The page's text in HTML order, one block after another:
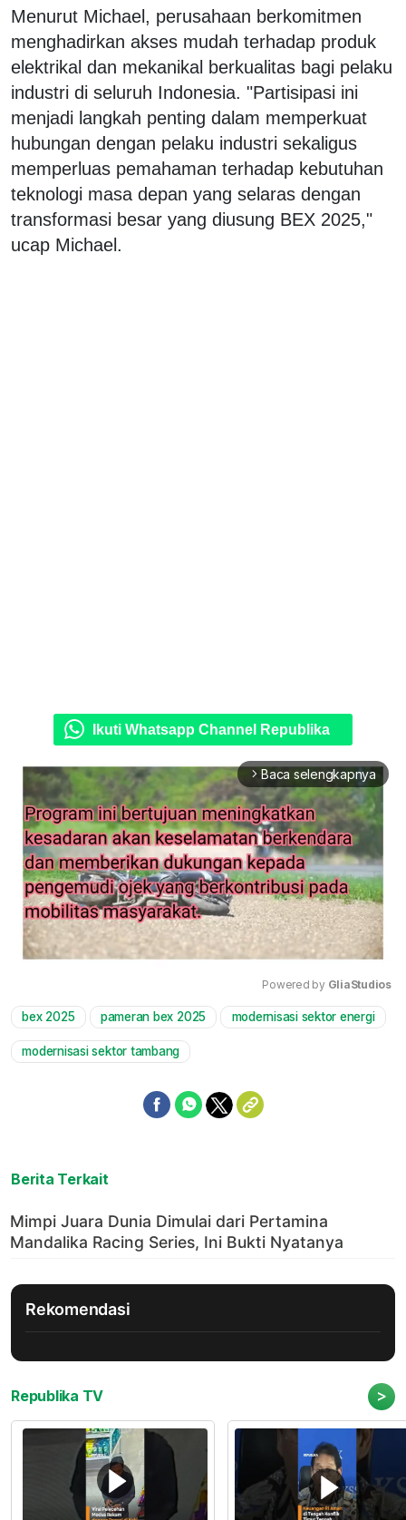
Menurut Michael, perusahaan berkomitmen
menghadirkan akses mudah terhadap produk
elektrikal dan mekanikal berkualitas bagi pelaku
industri di seluruh Indonesia. "Partisipasi ini
menjadi langkah penting dalam memperkuat
hubungan dengan pelaku industri sekaligus
memperluas pemahaman terhadap kebutuhan
teknologi masa depan yang selaras dengan
transformasi besar yang diusung BEX 2025,"
ucap Michael.
Ikuti Whatsapp Channel Republika
arrow_forward_ios Baca selengkapnya
Mute
Powered by GliaStudios
bex 2025 pameran bex 2025 modernisasi sektor energi
modernisasi sektor tambang
Berita Terkait
Rekomendasi
Republika TV >